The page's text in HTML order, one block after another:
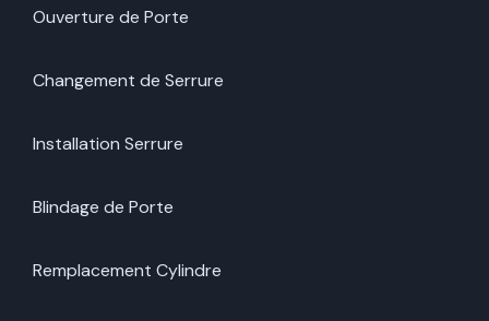
Ouverture de Porte
Changement de Serrure
Installation Serrure
Blindage de Porte
Remplacement Cylindre